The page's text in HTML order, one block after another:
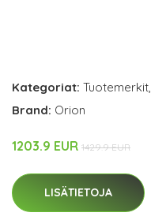
Kategoriat: Tuotemerkit,
Brand: Orion
1203.9 EUR 1429.9 EUR
LISÄTIETOJA